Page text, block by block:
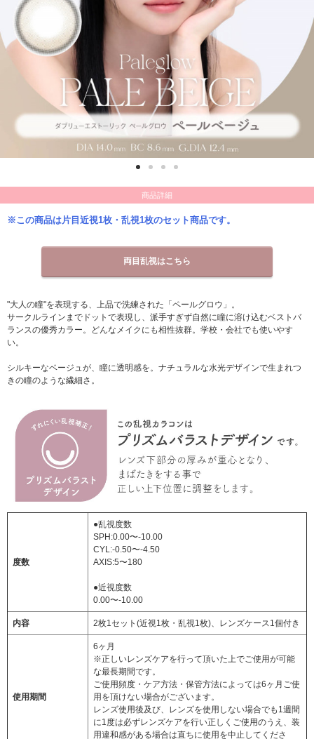
商品詳細
※この商品は片目近視1枚・乱視1枚のセット商品です。
両目乱視はこちら
"大人の瞳"を表現する、上品で洗練された「ペールグロウ」。
サークルラインまでドットで表現し、派手すぎず自然に瞳に溶け込むベストバ
ランスの優秀カラー。どんなメイクにも相性抜群。学校・会社でも使いやす
い。
シルキーなベージュが、瞳に透明感を。ナチュラルな水光デザインで生まれつ
きの瞳のような繊細さ。
度数
●乱視度数
SPH:0.00〜-10.00
CYL:-0.50〜-4.50
AXIS:5〜180
●近視度数
0.00〜-10.00
内容 2枚1セット(近視1枚・乱視1枚)、レンズケース1個付き
使用期間
6ヶ月
※正しいレンズケアを行って頂いた上でご使用が可能
な最長期間です。
ご使用頻度・ケア方法・保管方法によっては6ヶ月ご使
用を頂けない場合がございます。
レンズ使用後及び、レンズを使用しない場合でも1週間
に1度は必ずレンズケアを行い正しくご使用のうえ、装
用違和感がある場合は直ちに使用を中止してくださ